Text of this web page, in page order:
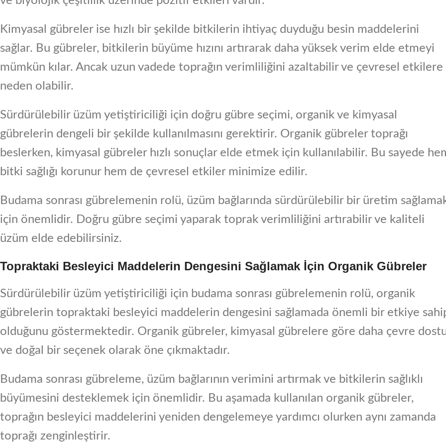
Kimyasal gübreler ise hızlı bir şekilde bitkilerin ihtiyaç duyduğu besin maddelerini
sağlar. Bu gübreler, bitkilerin büyüme hızını artırarak daha yüksek verim elde etmeyi
mümkün kılar. Ancak uzun vadede toprağın verimliliğini azaltabilir ve çevresel etkilere
neden olabilir.
Sürdürülebilir üzüm yetiştiriciliği için doğru gübre seçimi, organik ve kimyasal
gübrelerin dengeli bir şekilde kullanılmasını gerektirir. Organik gübreler toprağı
beslerken, kimyasal gübreler hızlı sonuçlar elde etmek için kullanılabilir. Bu sayede
bitki sağlığı korunur hem de çevresel etkiler minimize edilir.
Budama sonrası gübrelemenin rolü, üzüm bağlarında sürdürülebilir bir üretim
için önemlidir. Doğru gübre seçimi yaparak toprak verimliliğini artırabilir ve kaliteli
üzüm elde edebilirsiniz.
Topraktaki Besleyici Maddelerin Dengesini Sağlamak İçin Organik Gübreler
Sürdürülebilir üzüm yetiştiriciliği için budama sonrası gübrelemenin rolü, organik
gübrelerin topraktaki besleyici maddelerin dengesini sağlamada önemli bir etkiye
olduğunu göstermektedir. Organik gübreler, kimyasal gübrelere göre daha çevre
ve doğal bir seçenek olarak öne çıkmaktadır.
Budama sonrası gübreleme, üzüm bağlarının verimini artırmak ve bitkilerin sağlıklı
büyümesini desteklemek için önemlidir. Bu aşamada kullanılan organik gübreler,
toprağın besleyici maddelerini yeniden dengelemeye yardımcı olurken aynı zamanda
toprağı zenginleştirir.